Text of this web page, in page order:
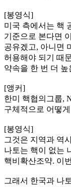
[봉영식]
미국 측에서는 핵
기준으로 본다면
공유겠고, 아니면
허용해야 되기 때
약속을 한 번 더
[앵커]
한미 핵협의그룹,
구체적으로 어떻
[봉영식]
그것은 지역과 역
나토는 핵이 없는
핵비확산조약. 이
그래서 한국과 나